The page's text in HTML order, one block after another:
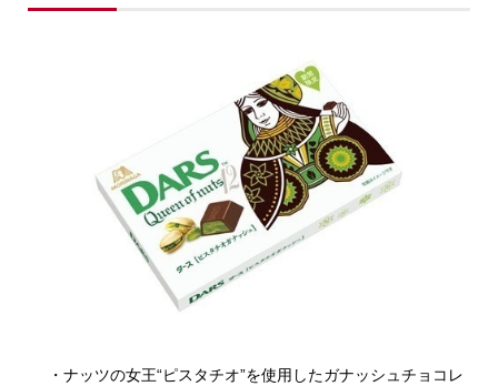
・ナッツの女王“ピスタチオ”を使用したガナッシュチョコレ